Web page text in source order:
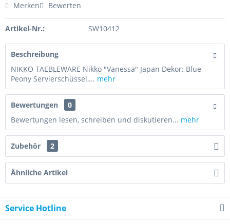
Merken Bewerten
Artikel-Nr.: SW10412
Beschreibung
NIKKO TAEBLEWARE Nikko "Vanessa" Japan Dekor: Blue
Peony Servierschüssel,... mehr
Bewertungen
0
Bewertungen lesen, schreiben und diskutieren... mehr
Zubehör 2
Ähnliche Artikel
Service Hotline